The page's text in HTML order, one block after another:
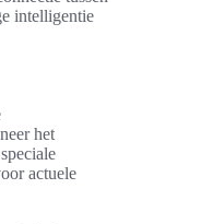
intelligentie
het
actuele